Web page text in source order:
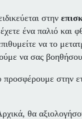
στην
ένα παλιό και
να το
να σας
στην
θα